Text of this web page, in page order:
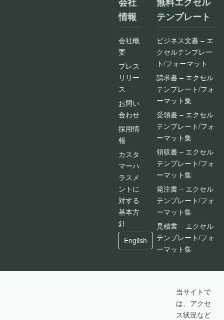
情報
会社概
要
プレス
リリー
ス
お問い
合わせ
採用情
報
カスタ
マーハ
ラスメ
ントに
対する
基本方
針
English
テンプレート
ビジネス文書 – エ
クセルテンプレー
ト/フォーマット
請求書 – エクセル
テンプレート/フォ
ーマット集
受領書 – エクセル
テンプレート/フォ
ーマット集
領収書 – エクセル
テンプレート/フォ
ーマット集
発注書 – エクセル
テンプレート/フォ
ーマット集
見積書 – エクセル
テンプレート/フォ
ーマット集
当サイトで
は、アクセ
ス状況など